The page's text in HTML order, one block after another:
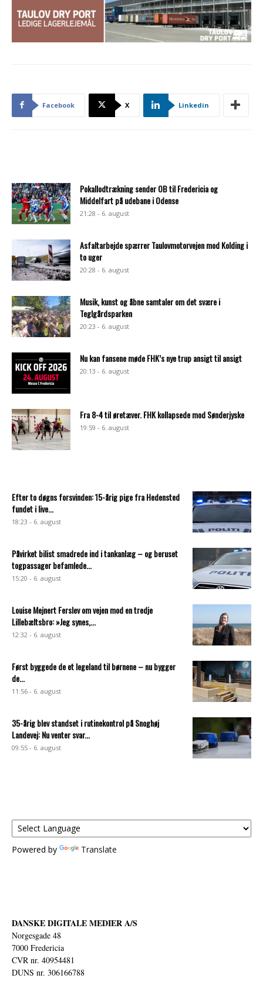
Facebook X Linkedin
Pokallodtrækning sender OB til Fredericia og
Middelfart på udebane i Odense
21:28 - 6. august
Asfaltarbejde spærrer Taulovmotorvejen mod Kolding i
to uger
20:28 - 6. august
Musik, kunst og åbne samtaler om det svære i
Teglgårdsparken
20:23 - 6. august
Nu kan fansene møde FHK’s nye trup ansigt til ansigt
20:13 - 6. august
Fra 8-4 til øretæver. FHK kollapsede mod Sønderjyske
19:59 - 6. august
Efter to døgns forsvinden: 15-årig pige fra Hedensted
fundet i live...
18:23 - 6. august
Påvirket bilist smadrede ind i tankanlæg – og beruset
togpassager befamlede...
15:20 - 6. august
Louise Mejnert Ferslev om vejen mod en tredje
Lillebæltsbro: »Jeg synes,...
12:32 - 6. august
Først byggede de et legeland til børnene – nu bygger
de...
11:56 - 6. august
35-årig blev standset i rutinekontrol på Snoghøj
Landevej: Nu venter svar...
09:55 - 6. august
Powered by Translate
DANSKE DIGITALE MEDIER A/S
Norgesgade 48
7000 Fredericia
CVR nr. 40954481
DUNS nr. 306166788